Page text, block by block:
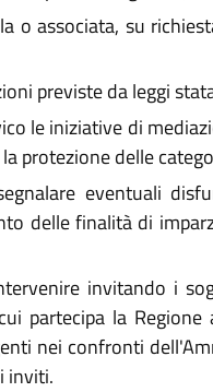
o associata, su
previste da leggi
le iniziative di
protezione delle
eventuali
delle finalità di
invitando i
partecipa la
nei confronti
inviti.